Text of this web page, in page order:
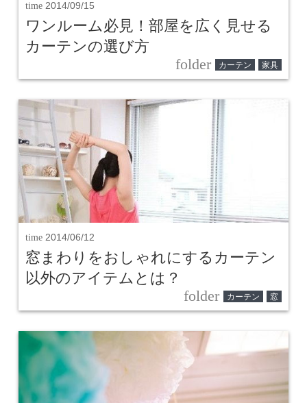
time 2014/09/15
ワンルーム必見！部屋を広く見せる
カーテンの選び方
folder カーテン 家具
time 2014/06/12
窓まわりをおしゃれにするカーテン
以外のアイテムとは？
folder カーテン 窓